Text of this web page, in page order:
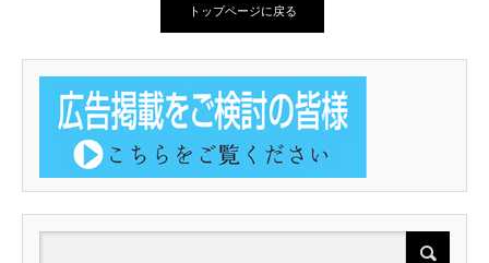
トップページに戻る